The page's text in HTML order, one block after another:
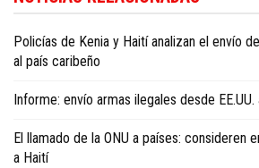
Dominicana, consulteDominican Republic news
Policías de Kenia y Haití analizan el envío
al país caribeño
Informe: envío armas ilegales desde
El llamado de la ONU a países: consideren
a Haití